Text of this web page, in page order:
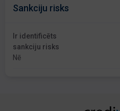
Sankciju risks
Ir identificēts
sankciju risks
Nē